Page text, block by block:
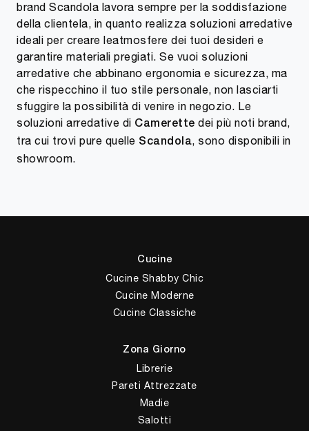
brand Scandola lavora sempre per la soddisfazione
della clientela, in quanto realizza soluzioni arredative
ideali per creare leatmosfere dei tuoi desideri e
garantire materiali pregiati. Se vuoi soluzioni
arredative che abbinano ergonomia e sicurezza, ma
che rispecchino il tuo stile personale, non lasciarti
sfuggire la possibilità di venire in negozio. Le
soluzioni arredative di Camerette dei più noti brand,
tra cui trovi pure quelle Scandola, sono disponibili in
showroom.
Cucine
Cucine Shabby Chic
Cucine Moderne
Cucine Classiche
Zona Giorno
Librerie
Pareti Attrezzate
Madie
Salotti